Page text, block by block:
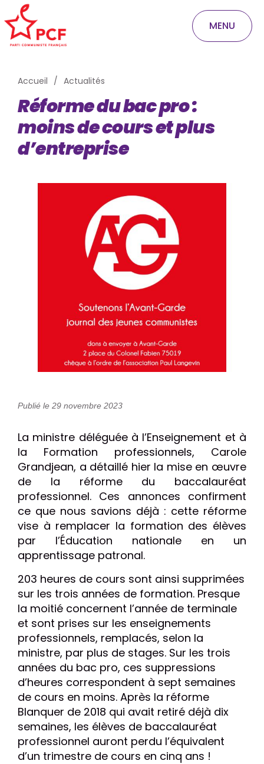
MENU
Accueil Actualités
Réforme du bac pro :
moins de cours et plus
d’entreprise
Publié le 29 novembre 2023
La ministre déléguée à l’Enseignement et à
la Formation professionnels, Carole
Grandjean, a détaillé hier la mise en œuvre
de la réforme du baccalauréat
professionnel. Ces annonces confirment
ce que nous savions déjà : cette réforme
vise à remplacer la formation des élèves
par l’Éducation nationale en un
apprentissage patronal.
203 heures de cours sont ainsi supprimées
sur les trois années de formation. Presque
la moitié concernent l’année de terminale
et sont prises sur les enseignements
professionnels, remplacés, selon la
ministre, par plus de stages. Sur les trois
années du bac pro, ces suppressions
d’heures correspondent à sept semaines
de cours en moins. Après la réforme
Blanquer de 2018 qui avait retiré déjà dix
semaines, les élèves de baccalauréat
professionnel auront perdu l’équivalent
d’un trimestre de cours en cinq ans !